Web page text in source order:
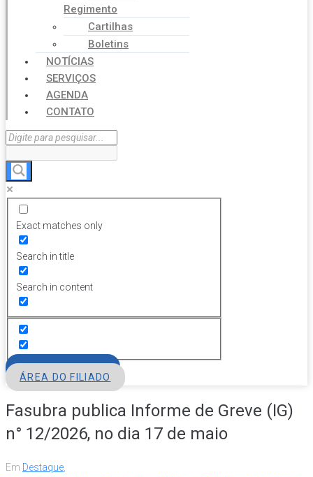
Regimento
Cartilhas
Boletins
NOTÍCIAS
SERVIÇOS
AGENDA
CONTATO
Exact matches only
Search in title
Search in content
ÁREA DO FILIADO
Fasubra publica Informe de Greve (IG)
n° 12/2026, no dia 17 de maio
Em Destaque